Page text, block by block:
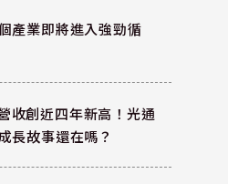
產業即將進入強勁循
收創近四年新高！光通
長故事還在嗎？